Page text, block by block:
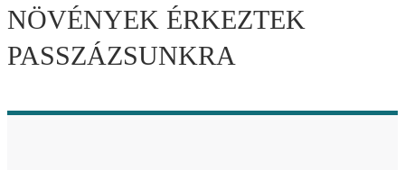
NÖVÉNYEK ÉRKEZTEK
PASSZÁZSUNKRA